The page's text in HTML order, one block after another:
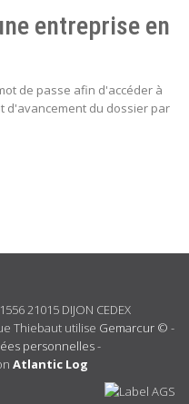
entreprise en
de passe afin d'accéder à
d'avancement du dossier par
21015 DIJON CEDEX
Thiebaut utilise Gemarcur © -
personnelles-
Atlantic Log